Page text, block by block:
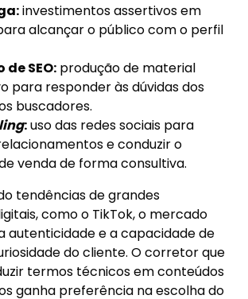
investimentos assertivos em
alcançar o público com o perfil
SEO: produção de material
para responder às dúvidas dos
buscadores.
:uso das redes sociais para
e conduzir o
venda de forma consultiva.
tendências de grandes
como o TikTok, o mercado
autenticidade e a capacidade de
do cliente. O corretor que
termos técnicos em conteúdos
ganha preferência na escolha do